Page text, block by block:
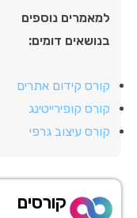
למאמרים נוספים
בנושאים דומים:
קורס קידום אתרים
קורס קופירייטינג
קורס עיצוב גרפי
קורסים